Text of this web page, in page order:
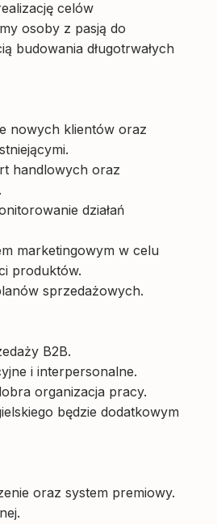
celów
osoby z pasją do
budowania długotrwałych
nowych klientów oraz
handlowych oraz
działań
marketingowym w celu
produktów.
sprzedażowych.
B2B.
i interpersonalne.
organizacja pracy.
będzie dodatkowym
oraz system premiowy.